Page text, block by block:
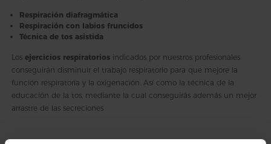
Respiración diafragmática
Respiración con labios fruncidos
Técnica de tos asistida
Los ejercicios respiratorios indicados por nuestros profesionales
conseguirán disminuir el trabajo respiratorio para que mejore la
función respiratoria y la oxigenación. Así como la técnica de la
educación de la tos, mediante la cual conseguirás además un mejor
arrastre de las secreciones